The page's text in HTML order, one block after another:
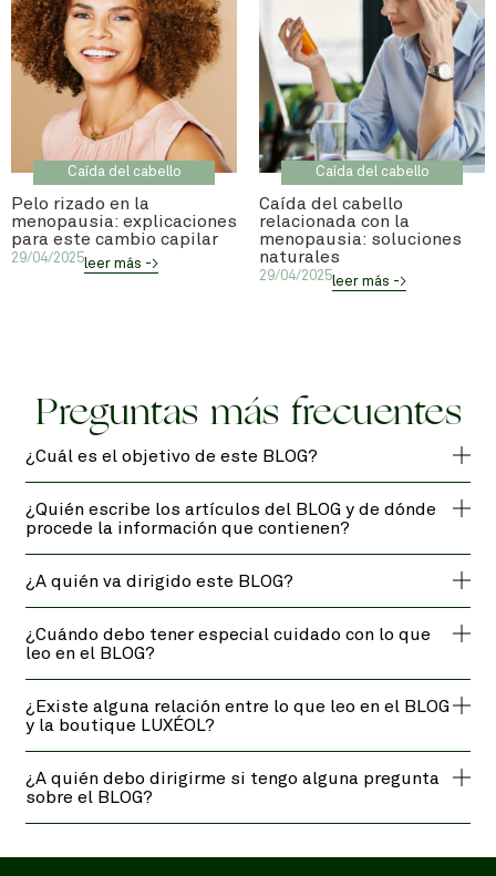
Caída del cabello
Pelo rizado en la
menopausia: explicaciones
para este cambio capilar
29/04/2025leer más ->
Caída del cabello
Caída del cabello
relacionada con la
menopausia: soluciones
naturales
29/04/2025leer más ->
Preguntas más frecuentes
¿Cuál es el objetivo de este BLOG?
¿Quién escribe los artículos del BLOG y de dónde
procede la información que contienen?
¿A quién va dirigido este BLOG?
¿Cuándo debo tener especial cuidado con lo que
leo en el BLOG?
¿Existe alguna relación entre lo que leo en el BLOG
y la boutique LUXÉOL?
¿A quién debo dirigirme si tengo alguna pregunta
sobre el BLOG?